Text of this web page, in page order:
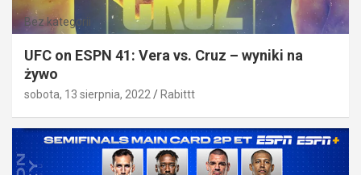
Bez kategorii
UFC on ESPN 41: Vera vs. Cruz – wyniki na
żywo
sobota, 13 sierpnia, 2022 Rabittt